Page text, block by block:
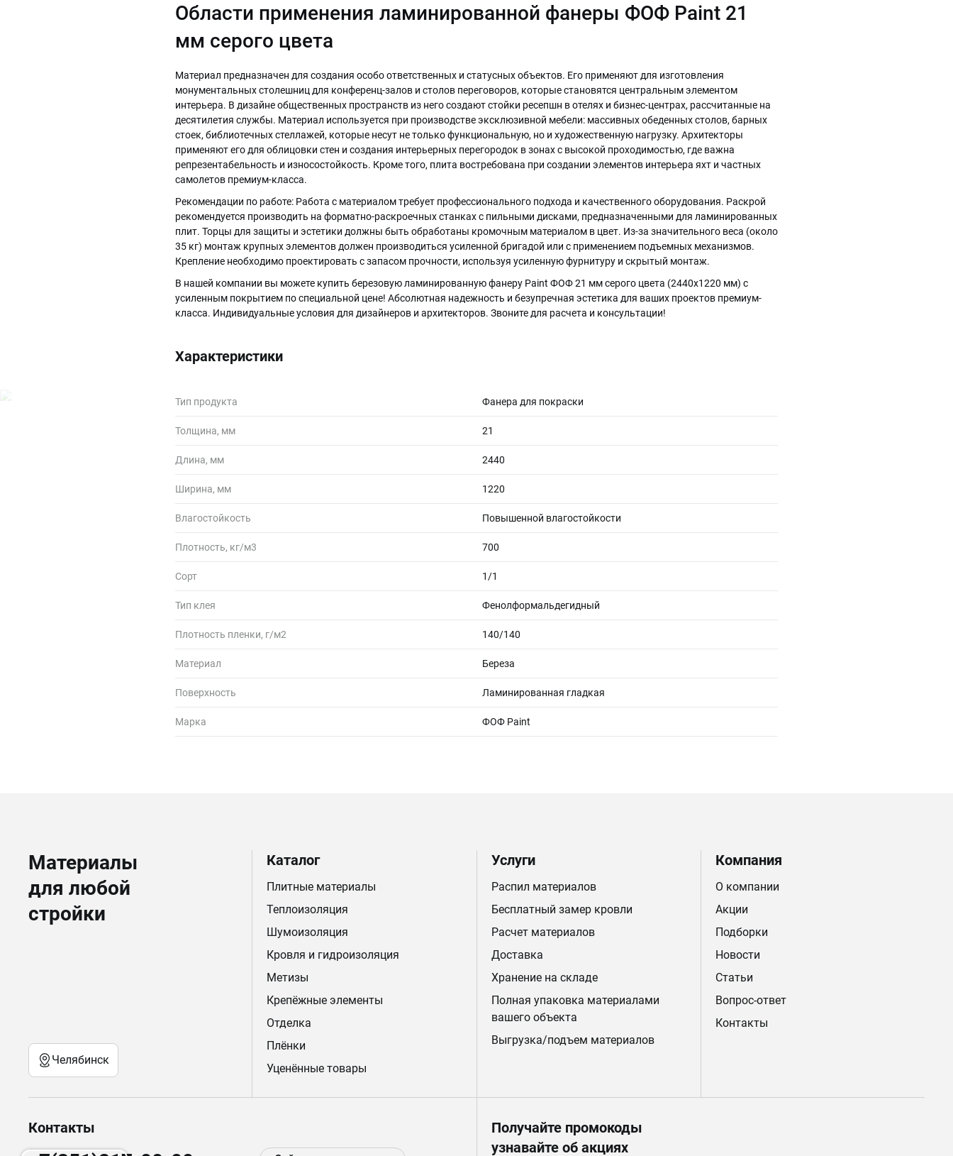
Области применения ламинированной фанеры ФОФ Paint 21
мм серого цвета
Материал предназначен для создания особо ответственных и статусных объектов. Его применяют для изготовления
монументальных столешниц для конференц-залов и столов переговоров, которые становятся центральным элементом
интерьера. В дизайне общественных пространств из него создают стойки ресепшн в отелях и бизнес-центрах, рассчитанные на
десятилетия службы. Материал используется при производстве эксклюзивной мебели: массивных обеденных столов, барных
стоек, библиотечных стеллажей, которые несут не только функциональную, но и художественную нагрузку. Архитекторы
применяют его для облицовки стен и создания интерьерных перегородок в зонах с высокой проходимостью, где важна
репрезентабельность и износостойкость. Кроме того, плита востребована при создании элементов интерьера яхт и частных
самолетов премиум-класса.
Рекомендации по работе: Работа с материалом требует профессионального подхода и качественного оборудования. Раскрой
рекомендуется производить на форматно-раскроечных станках с пильными дисками, предназначенными для ламинированных
плит. Торцы для защиты и эстетики должны быть обработаны кромочным материалом в цвет. Из-за значительного веса (около
35 кг) монтаж крупных элементов должен производиться усиленной бригадой или с применением подъемных механизмов.
Крепление необходимо проектировать с запасом прочности, используя усиленную фурнитуру и скрытый монтаж.
В нашей компании вы можете купить березовую ламинированную фанеру Paint ФОФ 21 мм серого цвета (2440х1220 мм) с
усиленным покрытием по специальной цене! Абсолютная надежность и безупречная эстетика для ваших проектов премиум-
класса. Индивидуальные условия для дизайнеров и архитекторов. Звоните для расчета и консультации!
Характеристики
Тип продукта Фанера для покраски
Толщина, мм 21
Длина, мм 2440
Ширина, мм 1220
Влагостойкость Повышенной влагостойкости
Плотность, кг/м3 700
Сорт 1/1
Тип клея Фенолформальдегидный
Плотность пленки, г/м2 140/140
Материал Береза
Поверхность Ламинированная гладкая
Марка ФОФ Paint
Материалы
для любой
стройки
Челябинск
Каталог
Плитные материалы
Теплоизоляция
Шумоизоляция
Кровля и гидроизоляция
Метизы
Крепёжные элементы
Отделка
Плёнки
Уценённые товары
Услуги
Распил материалов
Бесплатный замер кровли
Расчет материалов
Доставка
Хранение на складе
Полная упаковка материалами
вашего объекта
Выгрузка/подъем материалов
Компания
О компании
Акции
Подборки
Новости
Статьи
Вопрос-ответ
Контакты
Контакты
Получайте промокоды
узнавайте об акциях